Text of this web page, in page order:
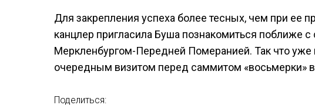
Для закрепления успеха более тесных, чем при
канцлер пригласила Буша познакомиться поближе
Меркленбургом-Передней Померанией. Так что
очередным визитом перед саммитом «восьмерки» в
Поделиться: